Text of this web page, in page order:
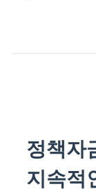
정책자
지속적